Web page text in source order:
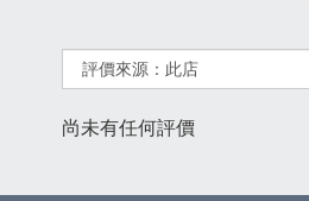
尚未有任何評價